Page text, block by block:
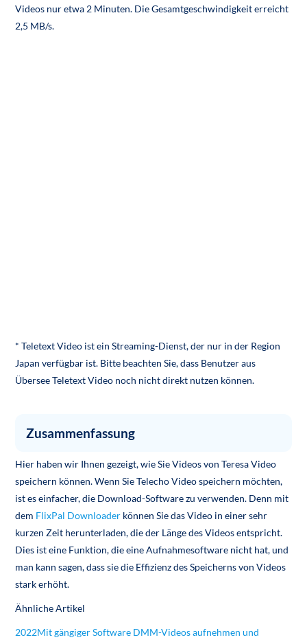
Videos nur etwa 2 Minuten. Die Gesamtgeschwindigkeit erreicht
2,5 MB/s.
* Teletext Video ist ein Streaming-Dienst, der nur in der Region
Japan verfügbar ist. Bitte beachten Sie, dass Benutzer aus
Übersee Teletext Video noch nicht direkt nutzen können.
Zusammenfassung
Hier haben wir Ihnen gezeigt, wie Sie Videos von Teresa Video
speichern können. Wenn Sie Telecho Video speichern möchten,
ist es einfacher, die Download-Software zu verwenden. Denn mit
dem FlixPal Downloader können Sie das Video in einer sehr
kurzen Zeit herunterladen, die der Länge des Videos entspricht.
Dies ist eine Funktion, die eine Aufnahmesoftware nicht hat, und
man kann sagen, dass sie die Effizienz des Speicherns von Videos
stark erhöht.
Ähnliche Artikel
2022Mit gängiger Software DMM-Videos aufnehmen und